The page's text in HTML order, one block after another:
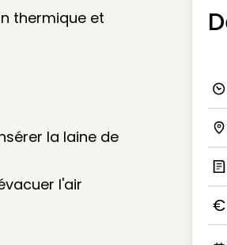
thermique et
la laine de
l'air